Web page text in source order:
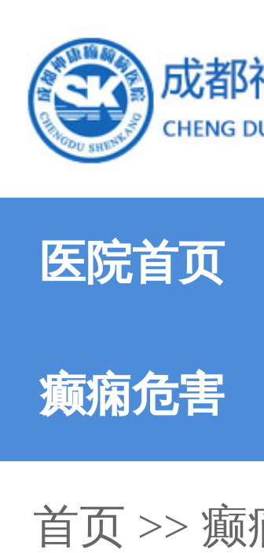
医院首页
癫痫危害
首页 >> 癫